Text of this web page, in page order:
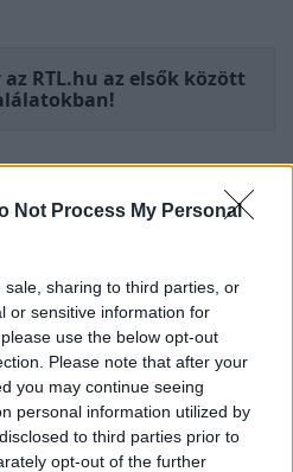
Not Process My Personal
sharing to third parties, or
or sensitive information for
use the below opt-out
Please note that after your
you may continue seeing
personal information utilized by
to third parties prior to
opt-out of the further
RTL.hu az elsők között
értesülj a friss
is!